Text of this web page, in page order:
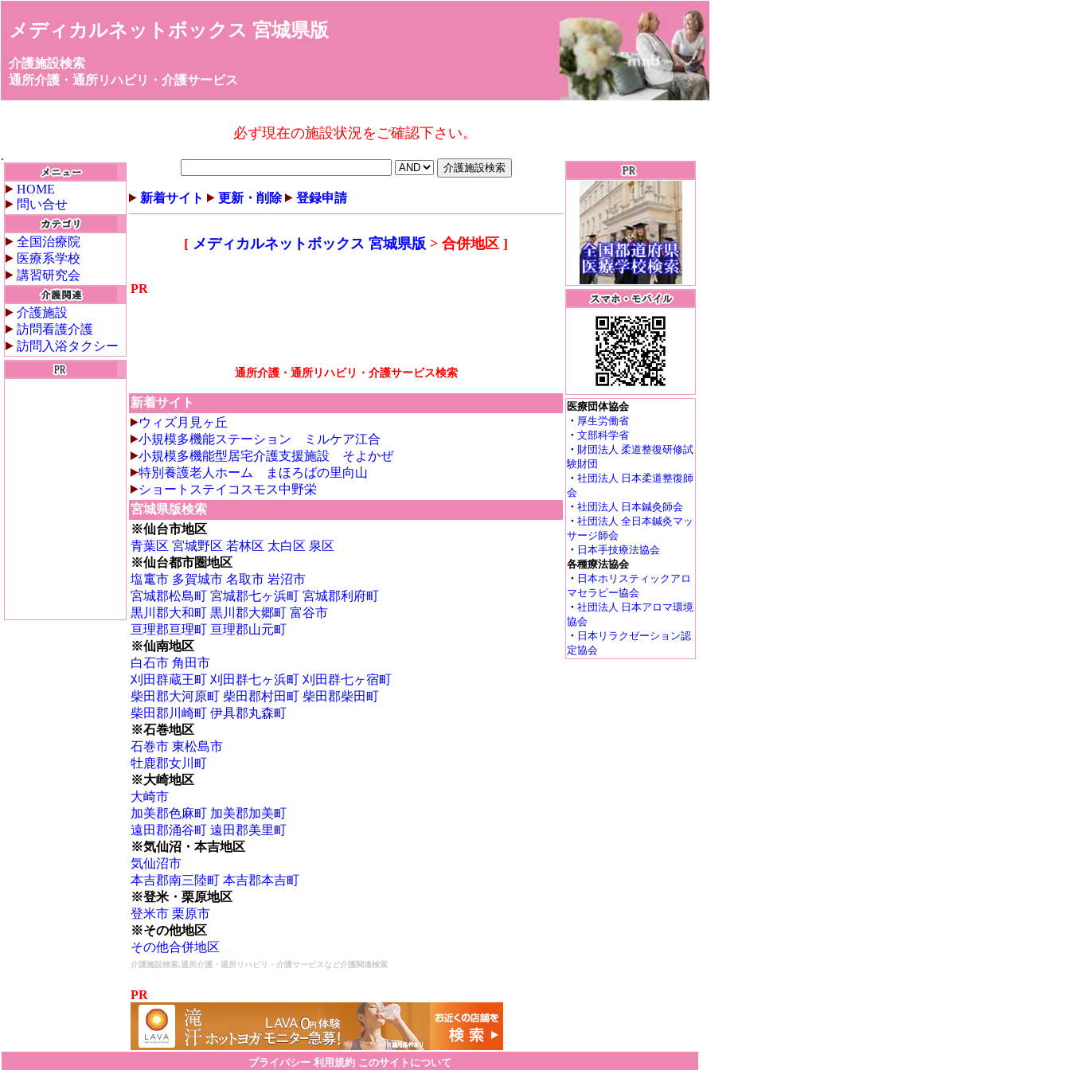
メディカルネットボックス 宮城県版
介護施設検索
通所介護・通所リハビリ・介護サービス
必ず現在の施設状況をご確認下さい。
HOME
問い合せ
全国治療院
医療系学校
講習研究会
介護施設
訪問看護介護
訪問入浴タクシー
新着サイト 更新・削除 登録申請
[ メディカルネットボックス 宮城県版 > 合併地区 ]
PR
通所介護・通所リハビリ・介護サービス検索
新着サイト
ウィズ月見ヶ丘
小規模多機能ステーション ミルケア江合
小規模多機能型居宅介護支援施設 そよかぜ
特別養護老人ホーム まほろばの里向山
ショートステイコスモス中野栄
宮城県版検索
※仙台市地区
青葉区 宮城野区 若林区 太白区 泉区
※仙台都市圏地区
塩竃市 多賀城市 名取市 岩沼市
宮城郡松島町 宮城郡七ヶ浜町 宮城郡利府町
黒川郡大和町 黒川郡大郷町 富谷市
亘理郡亘理町 亘理郡山元町
※仙南地区
白石市 角田市
刈田群蔵王町 刈田群七ヶ浜町 刈田群七ヶ宿町
柴田郡大河原町 柴田郡村田町 柴田郡柴田町
柴田郡川崎町 伊具郡丸森町
※石巻地区
石巻市 東松島市
牡鹿郡女川町
※大崎地区
大崎市
加美郡色麻町 加美郡加美町
遠田郡涌谷町 遠田郡美里町
※気仙沼・本吉地区
気仙沼市
本吉郡南三陸町 本吉郡本吉町
※登米・栗原地区
登米市 栗原市
※その他地区
その他合併地区
介護施設検索,通所介護・通所リハビリ・介護サービスなど介護関連検索
PR
医療団体協会
・ 厚生労働省
・ 文部科学省
・ 財団法人 柔道整復研修試
験財団
・ 社団法人 日本柔道整復師
会
・ 社団法人 日本鍼灸師会
・ 社団法人 全日本鍼灸マッ
サージ師会
・ 日本手技療法協会
各種療法協会
・ 日本ホリスティックアロ
マセラピー協会
・ 社団法人 日本アロマ環境
協会
・ 日本リラクゼーション認
定協会
プライバシー 利用規約 このサイトについて